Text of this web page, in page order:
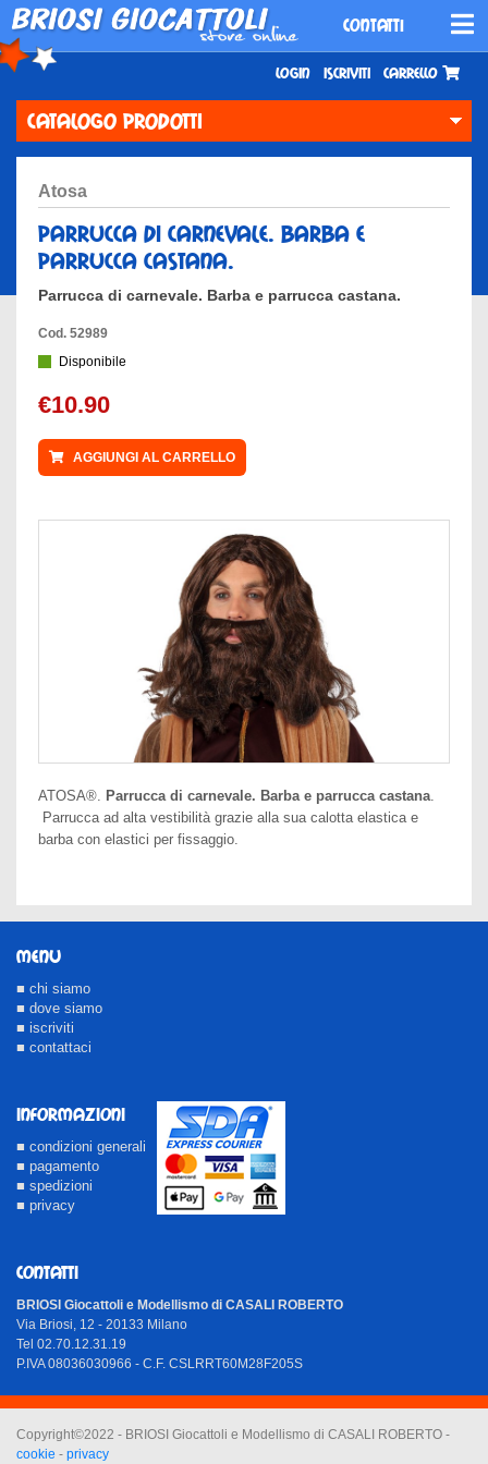
CONTATTI
CATALOGO PRODOTTI
Login Iscriviti Carrello
atosa
parrucca di carnevale. barba e
parrucca castana.
Parrucca di carnevale. Barba e parrucca castana.
Cod. 52989
Disponibile
€10.90
AGGIUNGI AL CARRELLO
ATOSA®. Parrucca di carnevale. Barba e parrucca castana
Parrucca ad alta vestibilità grazie alla sua calotta elastica e
barba con elastici per fissaggio.
MENU
■ chi siamo
■ dove siamo
■ iscriviti
■ contattaci
INFORMAZIONI
■ condizioni generali
■ pagamento
■ spedizioni
■ privacy
CONTATTI
BRIOSI Giocattoli e Modellismo di CASALI ROBERTO
Via Briosi, 12 - 20133 Milano
Tel 02.70.12.31.19
P.IVA 08036030966 - C.F. CSLRRT60M28F205S
Copyright©2022 - BRIOSI Giocattoli e Modellismo di CASALI ROBERTO -
cookie - privacy